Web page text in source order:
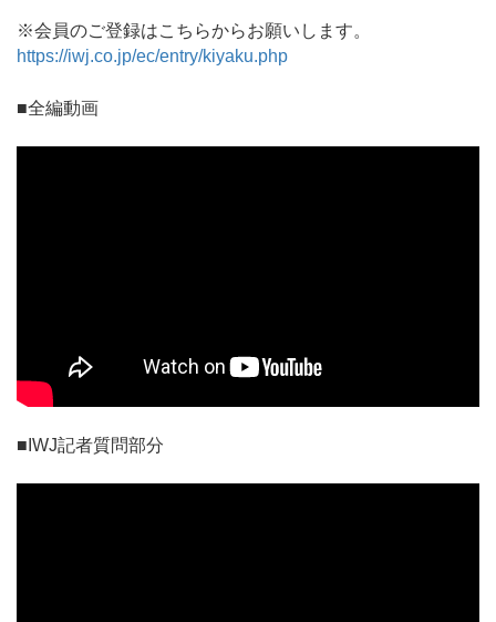
※会員のご登録はこちらからお願いします。
https://iwj.co.jp/ec/entry/kiyaku.php
■全編動画
■IWJ記者質問部分